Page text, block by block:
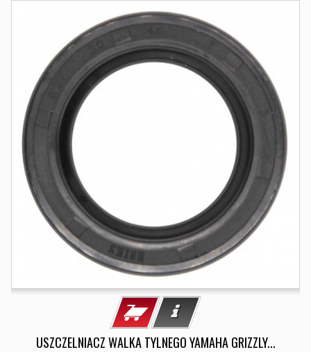
USZCZELNIACZ WALKA TYLNEGO YAMAHA GRIZZLY...